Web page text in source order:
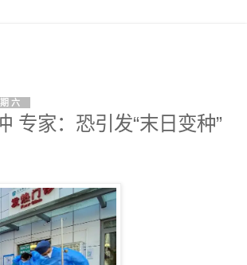
六
专家：恐引发“末日变种”